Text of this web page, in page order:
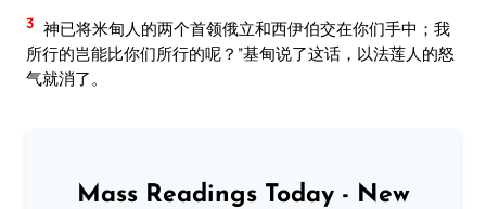
3 神已将米甸人的两个首领俄立和西伊伯交在你们手中；我
所行的岂能比你们所行的呢？”基甸说了这话，以法莲人的怒
气就消了。
Mass Readings Today - New